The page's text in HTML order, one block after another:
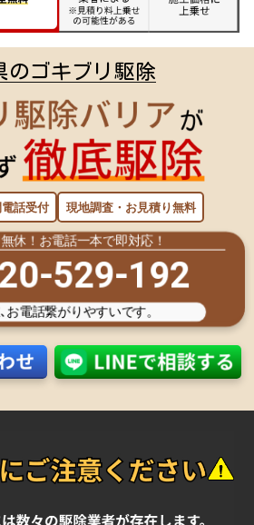
のゴキブリ駆除
話受付 現地調査・お見積り無料
休！お電話一本で即対応！
529-192
お電話繋がりやすいです。